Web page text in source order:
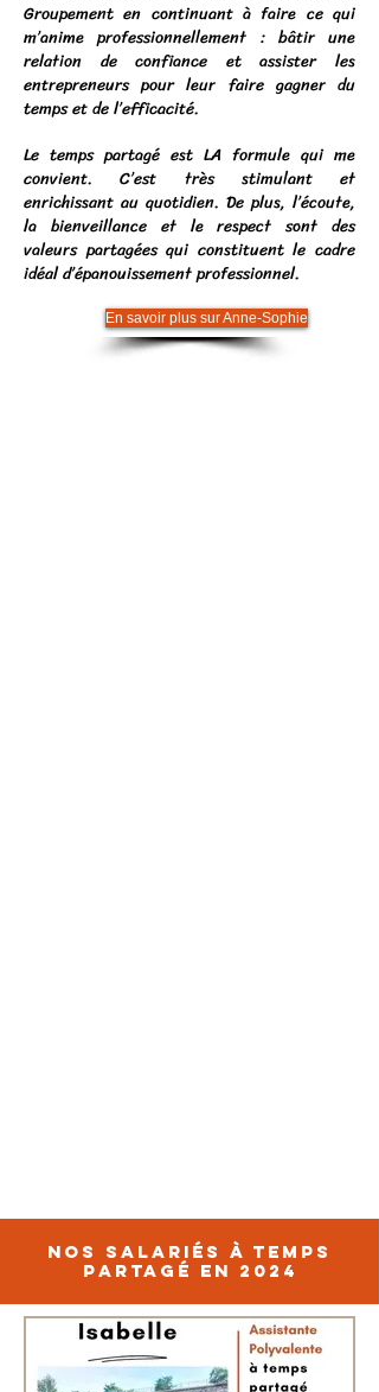
Groupement en continuant à faire ce qui
m’anime professionnellement : bâtir une
relation de confiance et assister les
entrepreneurs pour leur faire gagner du
temps et de l’efficacité.
Le temps partagé est LA formule qui me
convient. C’est très stimulant et
enrichissant au quotidien. De plus, l’écoute,
la bienveillance et le respect sont des
valeurs partagées qui constituent le cadre
idéal d’épanouissement professionnel.
En savoir plus sur Anne-Sophie
NOS SALARIés à temps
partagé en 2024